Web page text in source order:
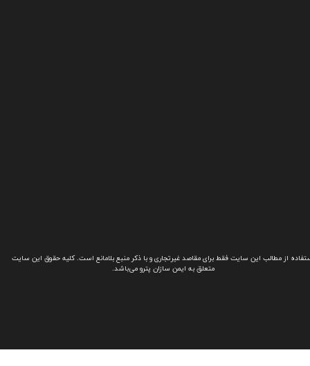
از مطالب این سایت فقط برای مقاصد غیرتجاری و با ذکر منبع بلامانع است. کلیه حقوق این سایت
متعلق به ایمن سازان پترو می‌باشد.